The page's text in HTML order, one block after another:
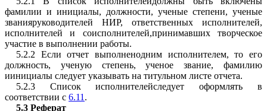
фамилии и инициалы, должности, ученые степени, ученые
званияруководителей НИР, ответственных исполнителей,
исполнителей и соисполнителей,принимавших творческое
участие в выполнении работы.
5.2.2 Если отчет выполненодним исполнителем, то его
должность, ученую степень, ученое звание, фамилию
иинициалы следует указывать на титульном листе отчета.
5.2.3 Список исполнителейследует оформлять в
соответствии с 6.11 .
5.3 Реферат